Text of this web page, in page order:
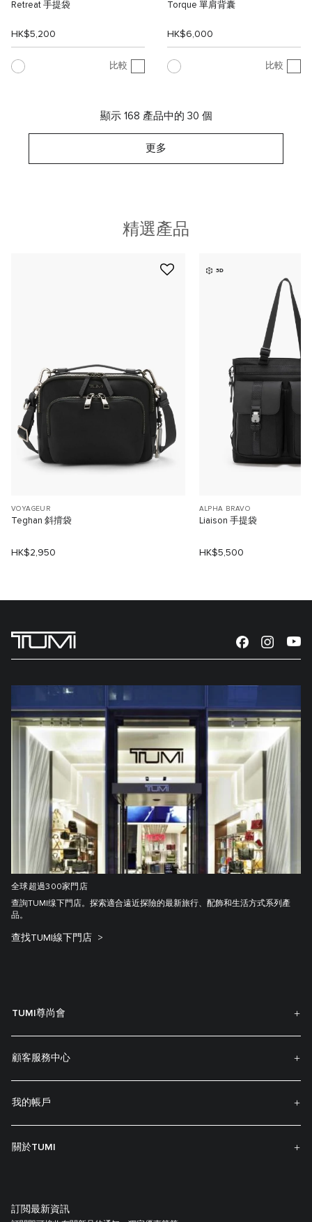
Retreat 手提袋
HK$5,200
比較
Torque 單肩背囊
HK$6,000
比較
顯示 168 產品中的 30 個
更多
精選產品
VOYAGEUR
Teghan 斜揹袋
HK$2,950
3D
ALPHA BRAVO
Liaison 手提袋
HK$5,500
全球超過300家門店
查詢TUMI缐下門店。探索適合遠近探險的最新旅行、配飾和生活方式系列產
品。
查找TUMI線下門店
TUMI尊尚會
顧客服務中心
我的帳戶
關於TUMI
訂閲最新資訊